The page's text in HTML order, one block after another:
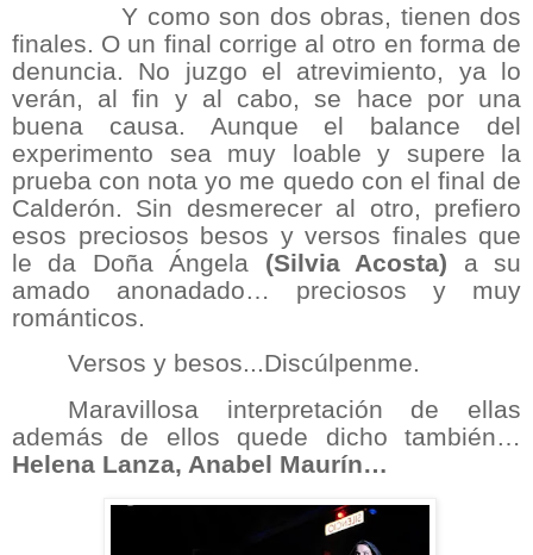
Y como son dos obras, tienen dos
finales. O un final corrige al otro en forma de
denuncia. No juzgo el atrevimiento, ya lo
verán, al fin y al cabo, se hace por una
buena causa. Aunque el balance del
experimento sea muy loable y supere la
prueba con nota yo me quedo con el final de
Calderón. Sin desmerecer al otro, prefiero
esos preciosos besos y versos finales que
le da Doña Ángela (Silvia Acosta) a su
amado anonadado… preciosos y muy
románticos.
Versos y besos...Discúlpenme.
Maravillosa interpretación de ellas
además de ellos quede dicho también…
Helena Lanza, Anabel Maurín…